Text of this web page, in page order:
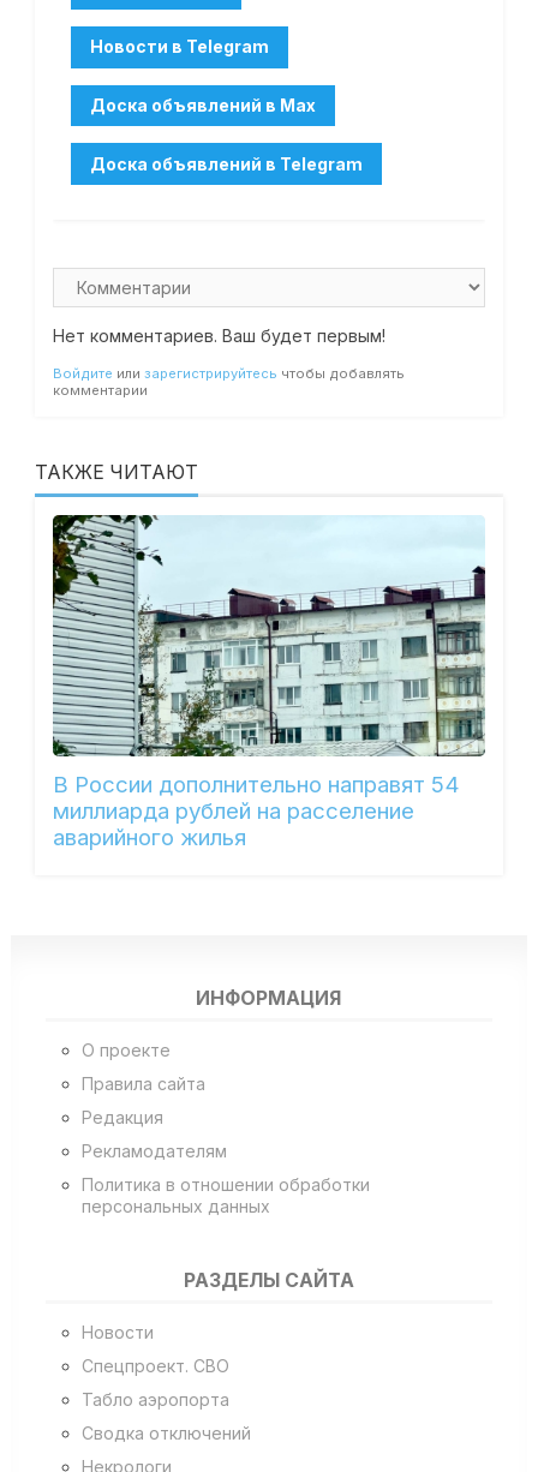
Нет комментариев. Ваш будет первым!
Войдите или зарегистрируйтесь чтобы добавлять
комментарии
ТАКЖЕ ЧИТАЮТ
В России дополнительно направят 54
миллиарда рублей на расселение
аварийного жилья
ИНФОРМАЦИЯ
О проекте
Правила сайта
Редакция
Рекламодателям
Политика в отношении обработки
персональных данных
РАЗДЕЛЫ САЙТА
Новости
Спецпроект. СВО
Табло аэропорта
Сводка отключений
Некрологи